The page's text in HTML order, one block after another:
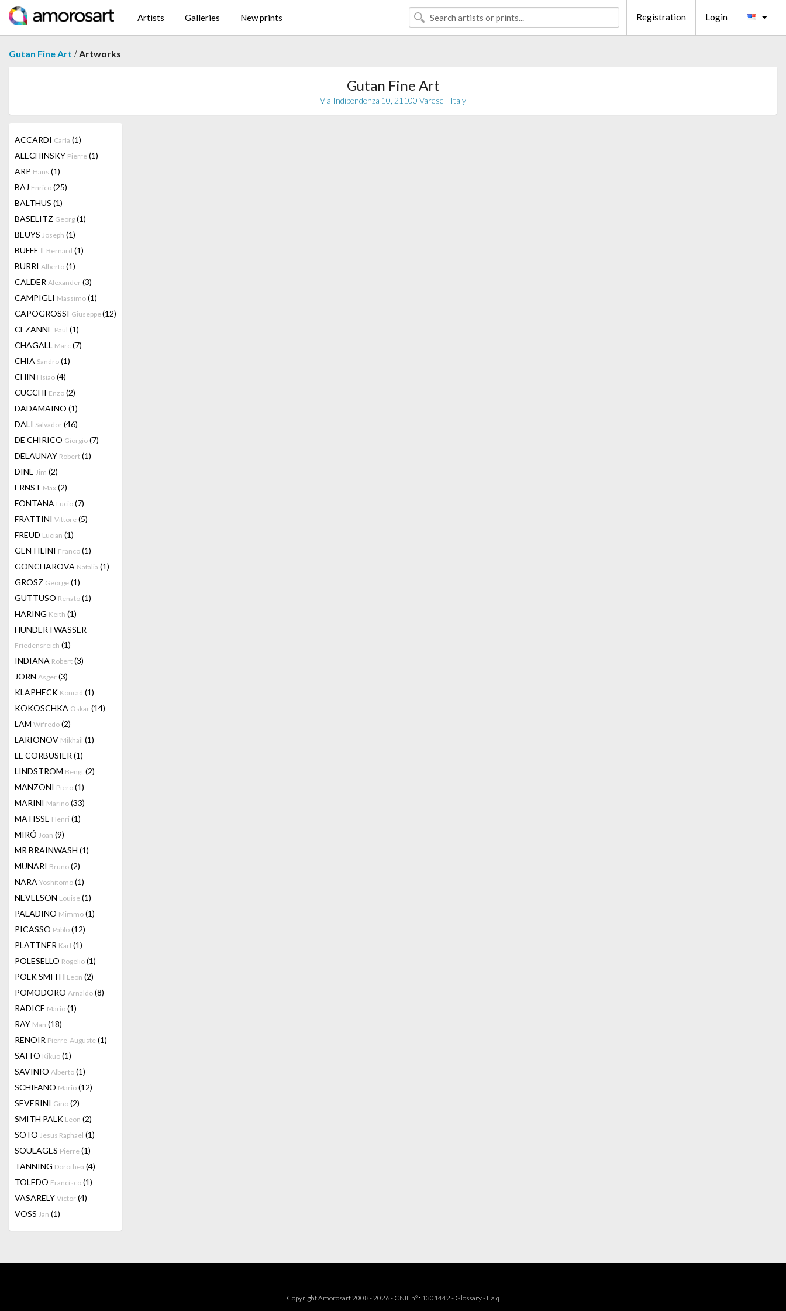
Artists Galleries New prints Registration Login
Gutan Fine Art /Artworks
Gutan Fine Art
Via Indipendenza 10, 21100 Varese - Italy
ACCARDI Carla (1)
ALECHINSKY Pierre (1)
ARP Hans (1)
BAJ Enrico (25)
BALTHUS (1)
BASELITZ Georg (1)
BEUYS Joseph (1)
BUFFET Bernard (1)
BURRI Alberto (1)
CALDER Alexander (3)
CAMPIGLI Massimo (1)
CAPOGROSSI Giuseppe(12)
CEZANNE Paul (1)
CHAGALL Marc (7)
CHIA Sandro (1)
CHIN Hsiao (4)
CUCCHI Enzo (2)
DADAMAINO (1)
DALI Salvador (46)
DE CHIRICO Giorgio (7)
DELAUNAY Robert (1)
DINE Jim (2)
ERNST Max (2)
FONTANA Lucio (7)
FRATTINI Vittore (5)
FREUD Lucian (1)
GENTILINI Franco (1)
GONCHAROVA Natalia (1)
GROSZ George (1)
GUTTUSO Renato (1)
HARING Keith (1)
HUNDERTWASSER
Friedensreich (1)
INDIANA Robert (3)
JORN Asger (3)
KLAPHECK Konrad (1)
KOKOSCHKA Oskar (14)
LAM Wifredo (2)
LARIONOV Mikhail (1)
LE CORBUSIER (1)
LINDSTROM Bengt (2)
MANZONI Piero (1)
MARINI Marino (33)
MATISSE Henri (1)
MIRÓ Joan (9)
MR BRAINWASH (1)
MUNARI Bruno (2)
NARA Yoshitomo (1)
NEVELSON Louise (1)
PALADINO Mimmo (1)
PICASSO Pablo (12)
PLATTNER Karl (1)
POLESELLO Rogelio (1)
POLK SMITH Leon (2)
POMODORO Arnaldo (8)
RADICE Mario (1)
RAY Man (18)
RENOIR Pierre-Auguste (1)
SAITO Kikuo (1)
SAVINIO Alberto (1)
SCHIFANO Mario (12)
SEVERINI Gino (2)
SMITH PALK Leon (2)
SOTO Jesus Raphael (1)
SOULAGES Pierre (1)
TANNING Dorothea (4)
TOLEDO Francisco (1)
VASARELY Victor (4)
VOSS Jan (1)
Copyright Amorosart 2008 - 2026 - CNIL n° : 1301442 - Glossary- F.a.q